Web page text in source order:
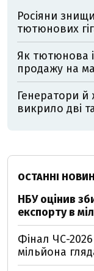
Росіяни
тютюнових
Як тютюнова
продажу на
Генератори й
викрило дві
ОСТАННІ
НБУ оцінив
експорту в
Фінал ЧС-
мільйона